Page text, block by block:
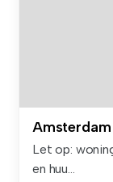
Amsterdam
Let op:
en huu...